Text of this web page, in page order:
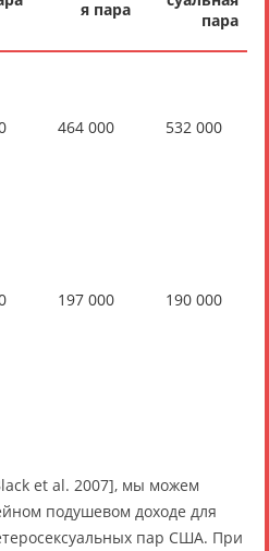
я пара
пара
464 000 532 000
197 000 190 000
et al. 2007], мы можем
подушевом доходе для
пар США. При